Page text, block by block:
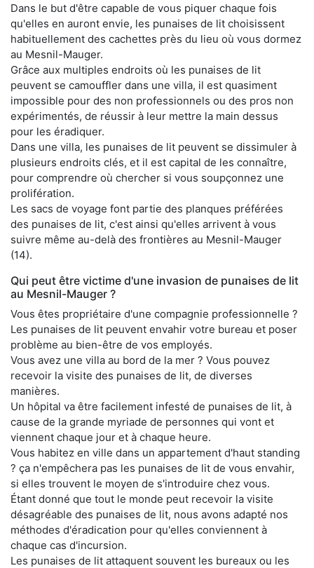
Dans le but d'être capable de vous piquer chaque fois
qu'elles en auront envie, les punaises de lit choisissent
habituellement des cachettes près du lieu où vous dormez
au Mesnil-Mauger.
Grâce aux multiples endroits où les punaises de lit
peuvent se camouffler dans une villa, il est quasiment
impossible pour des non professionnels ou des pros non
expérimentés, de réussir à leur mettre la main dessus
pour les éradiquer.
Dans une villa, les punaises de lit peuvent se dissimuler à
plusieurs endroits clés, et il est capital de les connaître,
pour comprendre où chercher si vous soupçonnez une
prolifération.
Les sacs de voyage font partie des planques préférées
des punaises de lit, c'est ainsi qu'elles arrivent à vous
suivre même au-delà des frontières au Mesnil-Mauger
(14).
Qui peut être victime d'une invasion de punaises de lit
au Mesnil-Mauger ?
Vous êtes propriétaire d'une compagnie professionnelle ?
Les punaises de lit peuvent envahir votre bureau et poser
problème au bien-être de vos employés.
Vous avez une villa au bord de la mer ? Vous pouvez
recevoir la visite des punaises de lit, de diverses
manières.
Un hôpital va être facilement infesté de punaises de lit, à
cause de la grande myriade de personnes qui vont et
viennent chaque jour et à chaque heure.
Vous habitez en ville dans un appartement d'haut standing
? ça n'empêchera pas les punaises de lit de vous envahir,
si elles trouvent le moyen de s'introduire chez vous.
Étant donné que tout le monde peut recevoir la visite
désagréable des punaises de lit, nous avons adapté nos
méthodes d'éradication pour qu'elles conviennent à
chaque cas d'incursion.
Les punaises de lit attaquent souvent les bureaux ou les